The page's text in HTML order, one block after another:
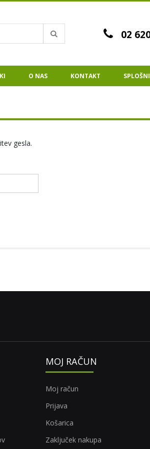
02
O NAS KONTAKT
gesla.
MOJ RAČUN
Moj račun
Prijava
Košarica
Zaključek nakupa